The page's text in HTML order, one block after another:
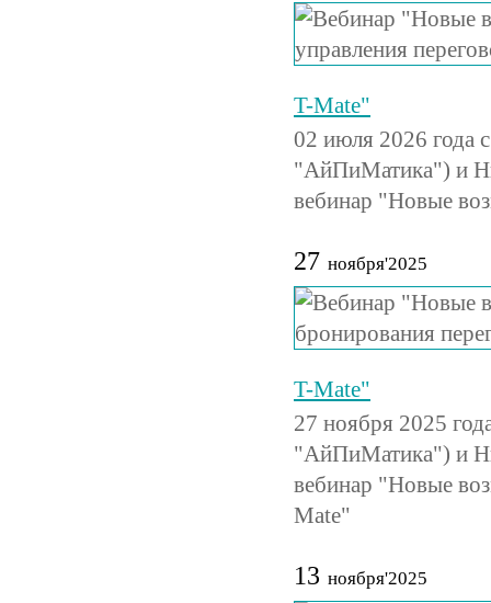
T-Mate"
02 июля 2026
"АйПиМатика") и
вебинар "Новые
27 ноября'2025
T-Mate"
27 ноября 2025
"АйПиМатика") и
вебинар "Новые
Mate"
13 ноября'2025